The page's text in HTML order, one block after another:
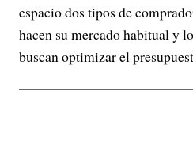
espacio dos tipos de
hacen su mercado habitual y
buscan optimizar el